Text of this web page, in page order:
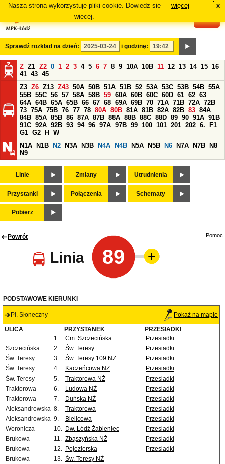
Nasza strona wykorzystuje pliki cookie. Dowiedz się
więcej.
więcej x
Sprawdź rozkład na dzień: i godzinę:
Z Z1 Z2 0 1 2 3 4 5 6 7 8 9 10A 10B 11 12 13 14 15 16
41 43 45
Z3 Z6 Z13 Z43 50A 50B 51A 51B 52 53A 53C 53B 54B 55A
55B 55C 56 57 58A 58B 59 60A 60B 60C 60D 61 62 63
64A 64B 65A 65B 66 67 68 69A 69B 70 71A 71B 72A 72B
73 75A 75B 76 77 78 80A 80B 81A 81B 82A 82B 83 84A
84B 85A 85B 86 87A 87B 88A 88B 88C 88D 89 90 91A 91B
91C 92A 92B 93 94 96 97A 97B 99 100 101 201 202 6.
F1
G1 G2 H
W
N1A
N1B N2 N3A N3B N4A N4B N5A N5B N6 N7A N7B
N8
N9
Linie Zmiany Utrudnienia
Przystanki Połączenia Schematy
Pobierz
Powrót
Linia 89
Pomoc
PODSTAWOWE KIERUNKI
Pl. Słoneczny Pokaż na mapie
ULICA PRZYSTANEK
PRZESIADKI
1.
Cm. Szczecińska
Przesiadki
Szczecińska
2. Św. Teresy
Przesiadki
Św. Teresy
3. Św. Teresy 109 NŻ
Przesiadki
Św. Teresy
4. Kaczeńcowa NŻ
Przesiadki
Św. Teresy
5. Traktorowa NŻ
Przesiadki
Traktorowa
6. Ludowa NŻ
Przesiadki
Traktorowa
7. Duńska NŻ
Przesiadki
Aleksandrowska 8. Traktorowa
Przesiadki
Aleksandrowska 9. Bielicowa
Przesiadki
Woronicza
10. Dw. Łódź Żabieniec
Przesiadki
Brukowa
11. Zbąszyńska NŻ
Przesiadki
Brukowa
12. Pojezierska
Przesiadki
Brukowa
13. Św. Teresy NŻ